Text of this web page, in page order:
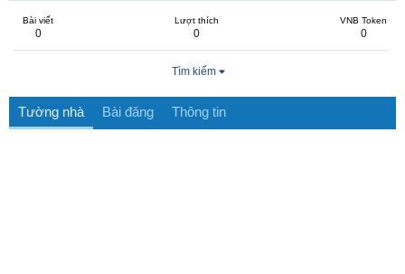
Bài viết
0
Lượt thích
0
VNB Token
0
Tìm kiếm
Tường nhà Bài đăng Thông tin